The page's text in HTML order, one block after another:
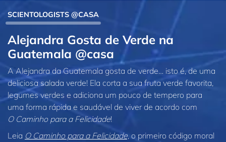
SCIENTOLOGISTS @CASA
Alejandra Gosta de Verde na
Guatemala @casa
A Alejandra da Guatemala gosta de verde… isto é, de uma
deliciosa salada verde! Ela corta a sua fruta verde favorita,
legumes verdes e adiciona um pouco de tempero para
uma forma rápida e saudável de viver de acordo com
O Caminho para a Felicidade!
Leia O Caminho para a Felicidade, o primeiro código moral